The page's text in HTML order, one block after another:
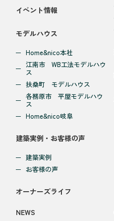
イベント情報
モデルハウス
Home&nico本社
江南市 WB工法モデルハウ
ス
扶桑町 モデルハウス
各務原市 平屋モデルハウ
ス
Home&nico岐阜
建築実例・お客様の声
建築実例
お客様の声
オーナーズライフ
NEWS